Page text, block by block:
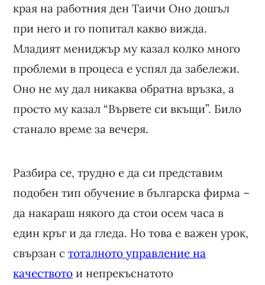
края на работния ден Таичи Оно дошъл
при него и го попитал какво вижда.
Младият мениджър му казал колко много
проблеми в процеса е успял да забележи.
Оно не му дал никаква обратна връзка, а
просто му казал “Вървете си вкъщи”. Било
станало време за вечеря.
Разбира се, трудно е да си представим
подобен тип обучение в българска фирма –
да накараш някого да стои осем часа в
един кръг и да гледа. Но това е важен урок,
свързан стоталното управление на
качеството и непрекъснатото